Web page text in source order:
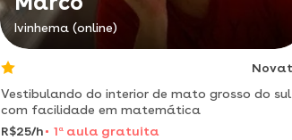
Ivinhema (online)
Vestibulando do interior de mato grosso do sul
com facilidade em matemática
R$25/h
1 aaula gratuita